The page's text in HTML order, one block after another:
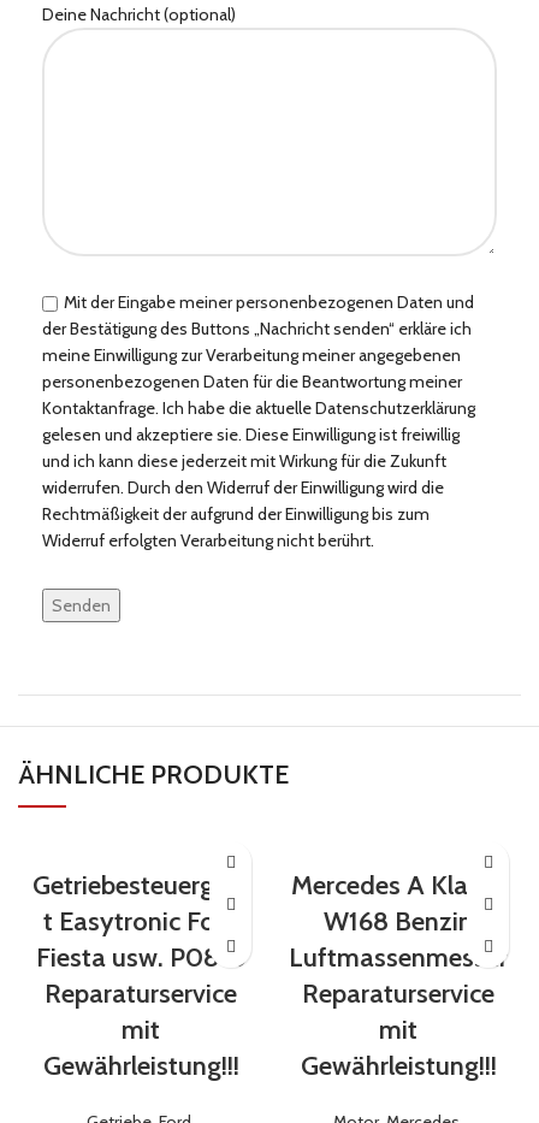
Deine Nachricht (optional)
Mit der Eingabe meiner personenbezogenen Daten und
der Bestätigung des Buttons „Nachricht senden“ erkläre ich
meine Einwilligung zur Verarbeitung meiner angegebenen
personenbezogenen Daten für die Beantwortung meiner
Kontaktanfrage. Ich habe die aktuelle Datenschutzerklärung
gelesen und akzeptiere sie. Diese Einwilligung ist freiwillig
und ich kann diese jederzeit mit Wirkung für die Zukunft
widerrufen. Durch den Widerruf der Einwilligung wird die
Rechtmäßigkeit der aufgrund der Einwilligung bis zum
Widerruf erfolgten Verarbeitung nicht berührt.
lasse
dieses
ÄHNLICHE PRODUKTE
Getriebesteuergerä
t Easytronic Ford
Fiesta usw. P0810
Reparaturservice
mit
Gewährleistung!!!
Mercedes A Klasse
W168 Benzin
Luftmassenmesser
Reparaturservice
mit
Gewährleistung!!!